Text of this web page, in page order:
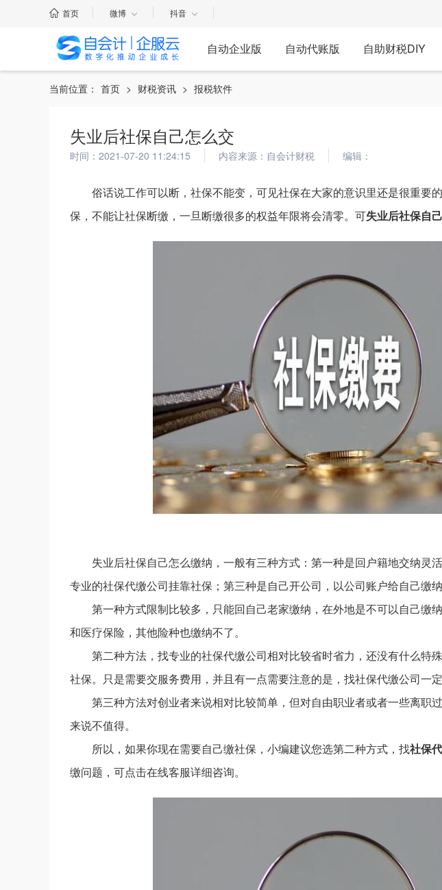
首页 微博 抖音
自动企业版 自动代账版 自助财税DIY
当前位置： 首页 > 财税资讯 > 报税软件
失业后社保自己怎么交
时间：2021-07-20 11:24:15 内容来源：自会计财税 编辑：
俗话说工作可以断，社保不能变，可见社保在大家的意识里还是很重要
保，不能让社保断缴，一旦断缴很多的权益年限将会清零。可失业后社保自
失业后社保自己怎么缴纳，一般有三种方式：第一种是回户籍地交纳灵
专业的社保代缴公司挂靠社保；第三种是自己开公司，以公司账户给自己缴纳
第一种方式限制比较多，只能回自己老家缴纳，在外地是不可以自己缴
和医疗保险，其他险种也缴纳不了。
第二种方法，找专业的社保代缴公司相对比较省时省力，还没有什么特
社保。只是需要交服务费用，并且有一点需要注意的是，找社保代缴公司一定
第三种方法对创业者来说相对比较简单，但对自由职业者或者一些离职
来说不值得。
所以，如果你现在需要自己缴社保，小编建议您选第二种方式，找社保
缴问题，可点击在线客服详细咨询。